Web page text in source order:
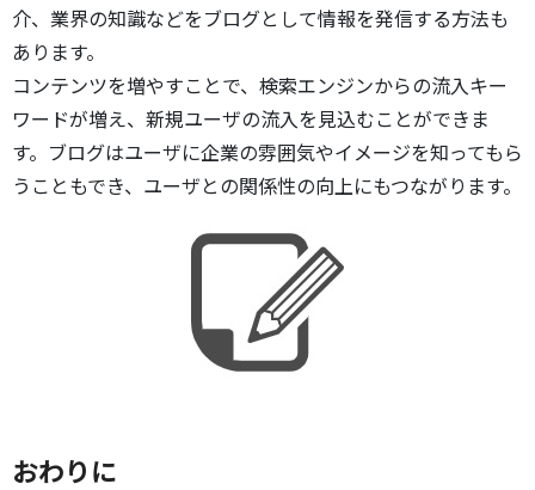
介、業界の知識などをブログとして情報を発信する方法も
あります。
コンテンツを増やすことで、検索エンジンからの流入キー
ワードが増え、新規ユーザの流入を見込むことができま
す。ブログはユーザに企業の雰囲気やイメージを知ってもら
うこともでき、ユーザとの関係性の向上にもつながります。
おわりに